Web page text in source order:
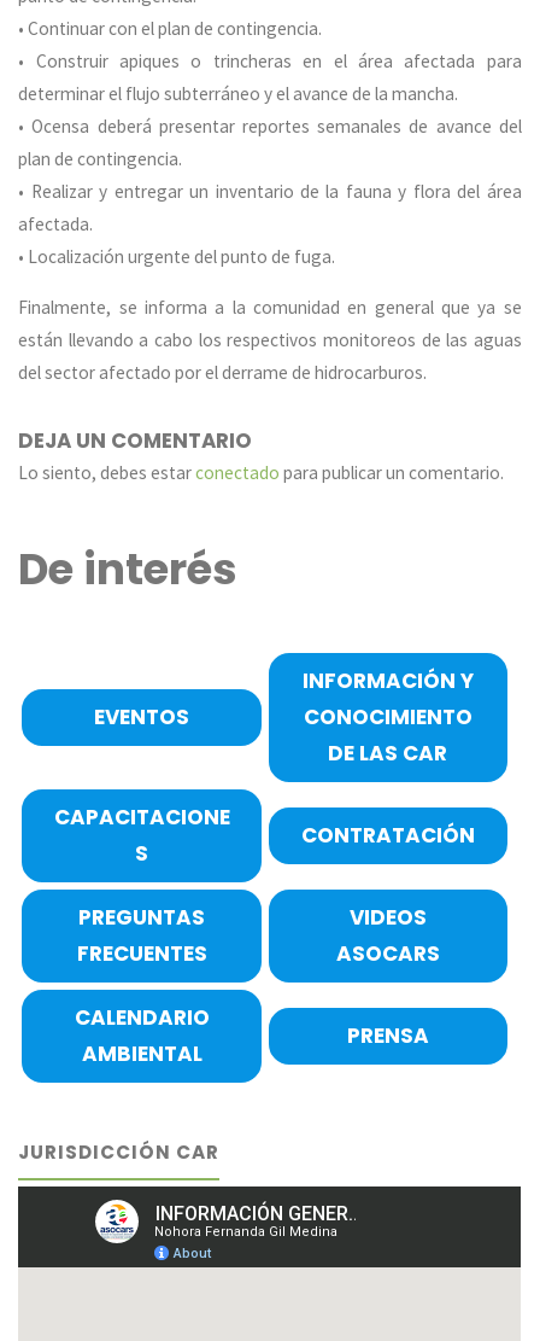
• Continuar con el plan de contingencia.
• Construir apiques o trincheras en el área afectada para
determinar el flujo subterráneo y el avance de la mancha.
• Ocensa deberá presentar reportes semanales de avance del
plan de contingencia.
• Realizar y entregar un inventario de la fauna y flora del área
afectada.
• Localización urgente del punto de fuga.
Finalmente, se informa a la comunidad en general que ya se
están llevando a cabo los respectivos monitoreos de las aguas
del sector afectado por el derrame de hidrocarburos.
DEJA UN COMENTARIO
Lo siento, debes estarconectado para publicar un comentario.
De interés
EVENTOS
INFORMACIÓN Y
CONOCIMIENTO
DE LAS CAR
CAPACITACIONE
S
CONTRATACIÓN
PREGUNTAS
FRECUENTES
VIDEOS
ASOCARS
CALENDARIO
AMBIENTAL
PRENSA
JURISDICCIÓN CAR